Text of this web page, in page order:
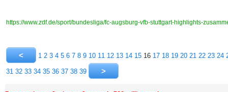
https://www.zdf.de/sport/bundesliga/fc-augsburg-vfb-stuttgart-highlights-
1 2 3 4 5 6 7 8 9 10 11 12 13 14 15 16 17 18 19 20 21 22 23 24
31 32 33 34 35 36 37 38 39